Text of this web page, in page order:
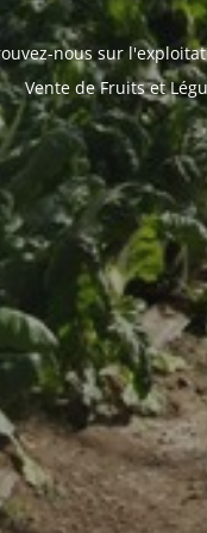
nous sur
Vente de Fruits et